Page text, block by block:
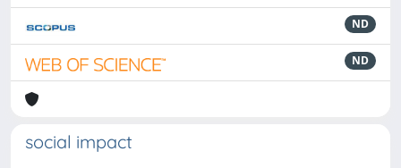
ND
ND
social impact